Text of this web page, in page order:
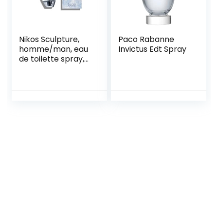
Nikos Sculpture,
homme/man, eau
de toilette spray,
Paco Rabanne
Invictus Edt Spray